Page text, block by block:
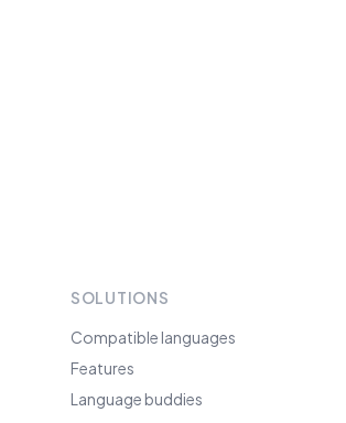
SOLUTIONS
Compatible languages
Features
Language buddies